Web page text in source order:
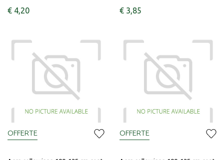
€ 4,20 € 3,85
OFFERTE OFFERTE